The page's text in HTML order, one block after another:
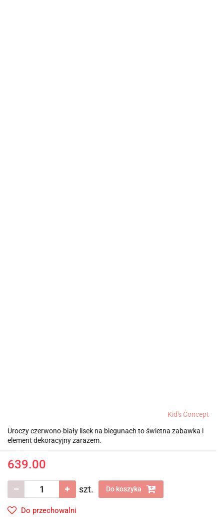
Kid's Concept
Uroczy czerwono-biały lisek na biegunach to świetna zabawka i
element dekoracyjny zarazem.
639.00
szt. Do koszyka
Do przechowalni